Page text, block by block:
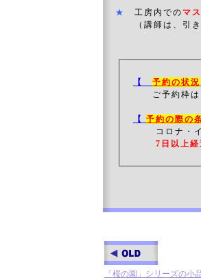
★ 工房内での マ
（講師は、引き
【 予約の状況
ご予約枠は
【 予約の際の
コロナ・
7日以上
「桜の園」シリーズの小